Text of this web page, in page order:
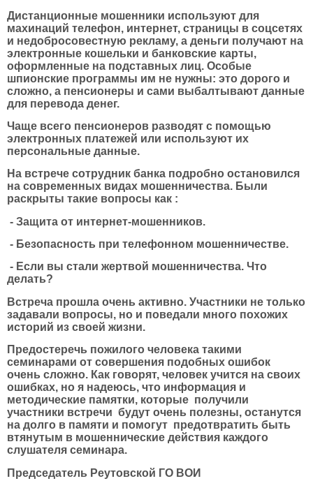
Дистанционные мошенники используют для
махинаций телефон, интернет, страницы в соцсетях
и недобросовестную рекламу, а деньги получают на
электронные кошельки и банковские карты,
оформленные на подставных лиц. Особые
шпионские программы им не нужны: это дорого и
сложно, а пенсионеры и сами выбалтывают данные
для перевода денег.
Чаще всего пенсионеров разводят с помощью
электронных платежей или используют их
персональные данные.
На встрече сотрудник банка подробно остановился
на современных видах мошенничества. Были
раскрыты такие вопросы как :
- Защита от интернет-мошенников.
- Безопасность при телефонном мошенничестве.
- Если вы стали жертвой мошенничества. Что
делать?
Встреча прошла очень активно. Участники не только
задавали вопросы, но и поведали много похожих
историй из своей жизни.
Предостеречь пожилого человека такими
семинарами от совершения подобных ошибок
очень сложно. Как говорят, человек учится на своих
ошибках, но я надеюсь, что информация и
методические памятки, которые получили
участники встречи будут очень полезны, останутся
на долго в памяти и помогут предотвратить быть
втянутым в мошеннические действия каждого
слушателя семинара.
Председатель Реутовской ГО ВОИ